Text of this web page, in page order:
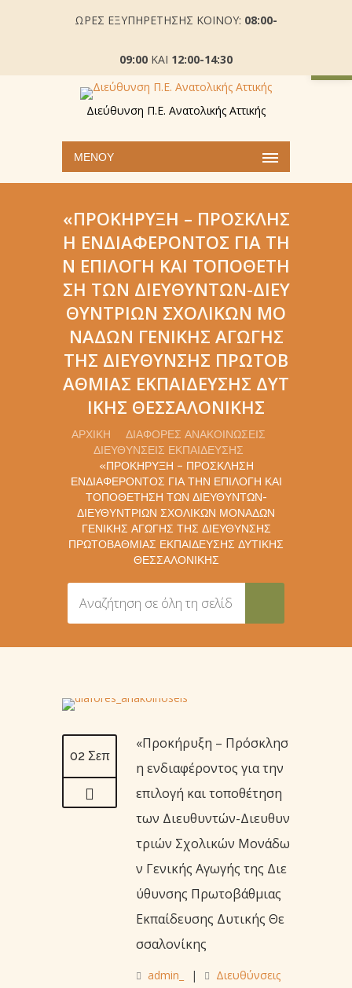
ΩΡΕΣ ΕΞΥΠΗΡΕΤΗΣΗΣ ΚΟΙΝΟΥ: 08:00-
09:00 ΚΑΙ 12:00-14:30
Διεύθυνση Π.Ε. Ανατολικής Αττικής
ΜΕΝΟΎ
«ΠΡΟΚΉΡΥΞΗ – ΠΡΌΣΚΛΗΣ
Η ΕΝΔΙΑΦΈΡΟΝΤΟΣ ΓΙΑ ΤΗ
Ν ΕΠΙΛΟΓΉ ΚΑΙ ΤΟΠΟΘΈΤΗ
ΣΗ ΤΩΝ ΔΙΕΥΘΥΝΤΏΝ-ΔΙΕΥ
ΘΥΝΤΡΙΏΝ ΣΧΟΛΙΚΏΝ ΜΟ
ΝΆΔΩΝ ΓΕΝΙΚΉΣ ΑΓΩΓΉΣ
ΤΗΣ ΔΙΕΎΘΥΝΣΗΣ ΠΡΩΤΟΒ
ΆΘΜΙΑΣ ΕΚΠΑΊΔΕΥΣΗΣ ΔΥΤ
ΙΚΉΣ ΘΕΣΣΑΛΟΝΊΚΗΣ
ΑΡΧΙΚΉ
ΔΙΆΦΟΡΕΣ ΑΝΑΚΟΙΝΏΣΕΙΣ
ΔΙΕΥΘΎΝΣΕΙΣ ΕΚΠΑΊΔΕΥΣΗΣ
«ΠΡΟΚΉΡΥΞΗ – ΠΡΌΣΚΛΗΣΗ
ΕΝΔΙΑΦΈΡΟΝΤΟΣ ΓΙΑ ΤΗΝ ΕΠΙΛΟΓΉ ΚΑΙ
ΤΟΠΟΘΈΤΗΣΗ ΤΩΝ ΔΙΕΥΘΥΝΤΏΝ-
ΔΙΕΥΘΥΝΤΡΙΏΝ ΣΧΟΛΙΚΏΝ ΜΟΝΆΔΩΝ
ΓΕΝΙΚΉΣ ΑΓΩΓΉΣ ΤΗΣ ΔΙΕΎΘΥΝΣΗΣ
ΠΡΩΤΟΒΆΘΜΙΑΣ ΕΚΠΑΊΔΕΥΣΗΣ ΔΥΤΙΚΉΣ
ΘΕΣΣΑΛΟΝΊΚΗΣ
02 Σεπ
«Προκήρυξη – Πρόσκλησ
η ενδιαφέροντος για την
επιλογή και τοποθέτηση
των Διευθυντών-Διευθυν
τριών Σχολικών Μονάδω
ν Γενικής Αγωγής της Διε
ύθυνσης Πρωτοβάθμιας
Εκπαίδευσης Δυτικής Θε
σσαλονίκης
admin_ |
Διευθύνσεις